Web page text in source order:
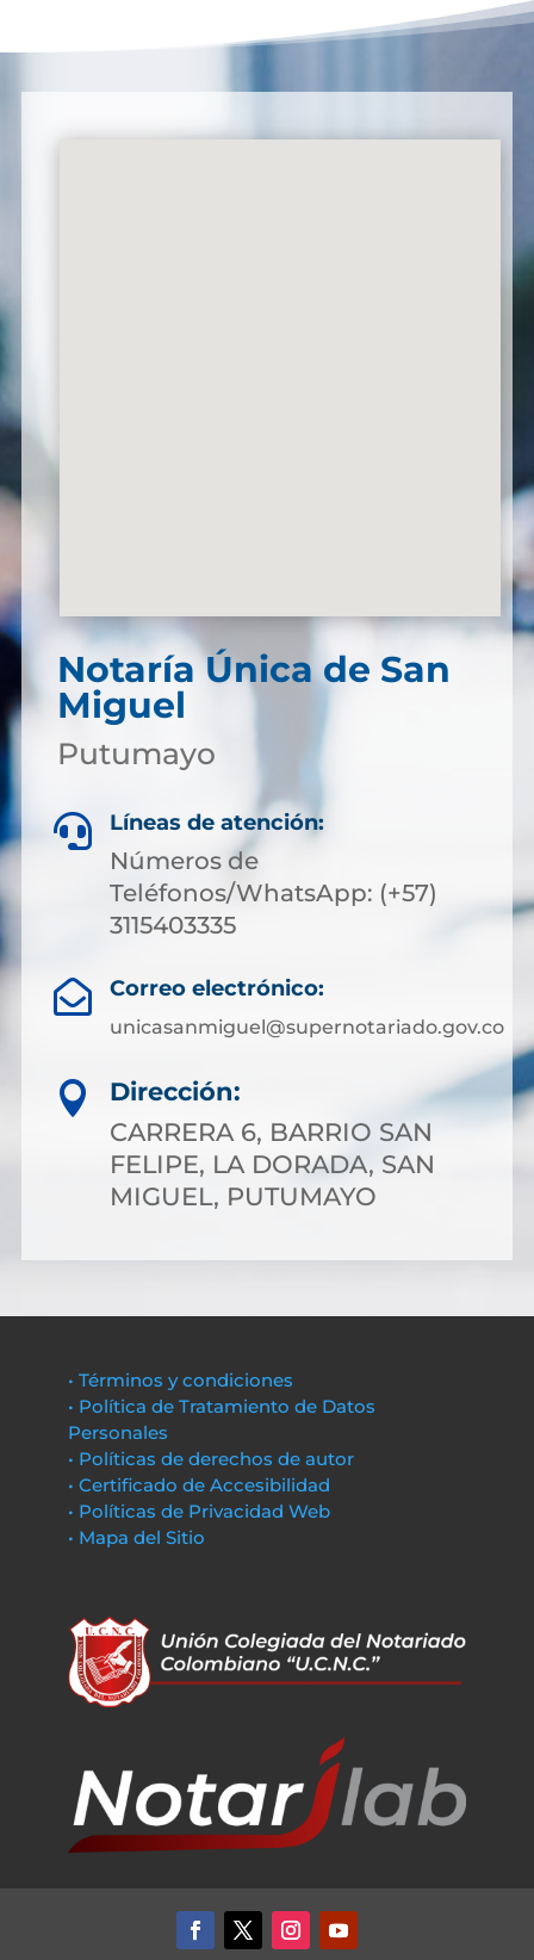
Notaría Única de San
Miguel
Putumayo
 Líneas de atención:
Números de
Teléfonos/WhatsApp: (+57)
3115403335
 Correo electrónico:
unicasanmiguel@supernotariado.gov.co

Dirección:
CARRERA 6, BARRIO SAN
FELIPE, LA DORADA, SAN
MIGUEL, PUTUMAYO
• Términos y condiciones
• Política de Tratamiento de Datos
Personales
• Políticas de derechos de autor
• Certificado de Accesibilidad
• Políticas de Privacidad Web
• Mapa del Sitio